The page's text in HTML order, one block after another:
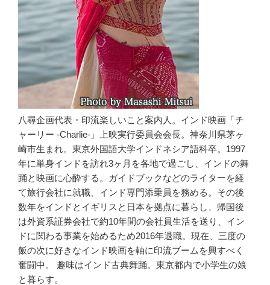
八尋企画代表・印流楽しいこと案内人。インド映画「チ
ャーリー -Charlie-」上映実行委員会会長。神奈川県茅ヶ
崎市生まれ。東京外国語大学インドネシア語科卒。1997
年に単身インドを訪れ3ヶ月を各地で過ごし、インドの舞
踊と映画に心酔する。ガイドブックなどのライターを経
て旅行会社に就職、インド専門添乗員を務める。その後
数年をインドとイギリスと日本を拠点に暮らし、帰国後
は外資系証券会社で約10年間の会社員生活を送り、イン
ドに関わる事業を始めるため2016年退職。現在、三度の
飯の次に好きなインド映画を軸に印流ブームを興すべく
奮闘中。 趣味はインド古典舞踊。東京都内で小学生の娘
と暮らす。